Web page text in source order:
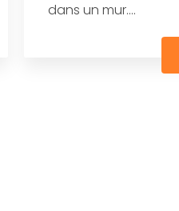
dans un mur....